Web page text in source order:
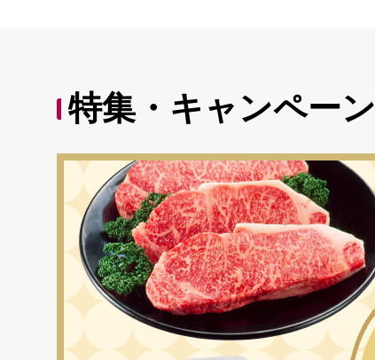
特集・キャンペーン